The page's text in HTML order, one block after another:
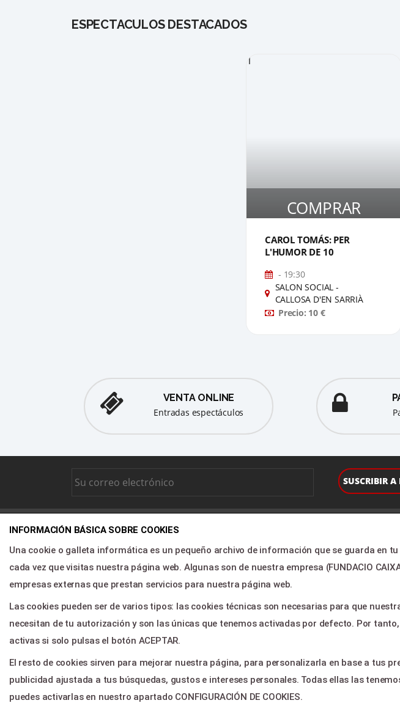
ESPECTÁCULOS DESTACADOS
1
COMPRAR
CAROL TOMÁS: PER
L'HUMOR DE 10
- 19:30
SALON SOCIAL -
CALLOSA D'EN SARRIÀ
Precio: 10 €
VENTA ONLINE
entradas espectáculos
Inicio
Programación
© 2026Servientradas, All Right Reserved
INFORMACIÓN BÁSICA SOBRE COOKIES
Una cookie o galleta informática es un pequeño archivo de información que se guarda en
cada vez que visitas nuestra página web. Algunas son de nuestra empresa (FUNDACIO
empresas externas que prestan servicios para nuestra página web.
Las cookies pueden ser de varios tipos: las cookies técnicas son necesarias para que
necesitan de tu autorización y son las únicas que tenemos activadas por defecto. Por
activas si solo pulsas el botón ACEPTAR.
El resto de cookies sirven para mejorar nuestra página, para personalizarla en base a tus
publicidad ajustada a tus búsquedas, gustos e intereses personales. Todas ellas las
puedes activarlas en nuestro apartado CONFIGURACIÓN DE COOKIES.